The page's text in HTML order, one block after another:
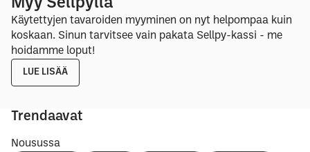
Myy Sellpyllä
Käytettyjen tavaroiden myyminen on nyt helpompaa kuin
koskaan. Sinun tarvitsee vain pakata Sellpy-kassi - me
hoidamme loput!
LUE LISÄÄ
Trendaavat
Nousussa